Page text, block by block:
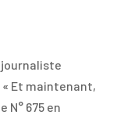
journaliste
Et maintenant,
N° 675 en